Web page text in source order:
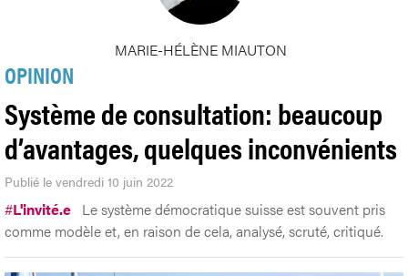
MARIE-HÉLÈNE MIAUTON
OPINION
Système de consultation: beaucoup
d’avantages, quelques inconvénients
Publié le vendredi 10 juin 2022
#L'invité.e Le système démocratique suisse est souvent pris
comme modèle et, en raison de cela, analysé, scruté, critiqué.